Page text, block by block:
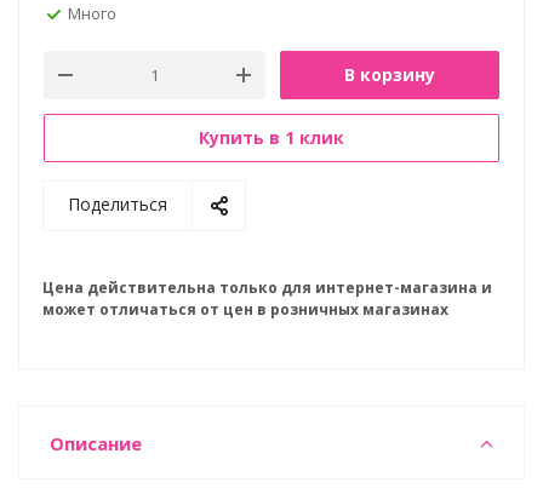
Много
В корзину
Купить в 1 клик
Поделиться
Цена действительна только для интернет-магазина и
может отличаться от цен в розничных магазинах
Описание